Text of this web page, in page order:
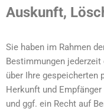
Auskunft,
Sie haben im Rahmen
Bestimmungen
über Ihre gespeicherten
Herkunft und
und ggf. ein Recht auf